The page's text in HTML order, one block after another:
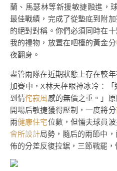
蘭、馬瑟林等新援敏捷融進，
最佳戰績，完成了從墊底到附
的絕對對稱。你們必須同時在
我的禮物，放置在吧檯的黃金分
夜翻身。
盡管兩隊在近期狀態上存在較
加賽中，X林天秤眼神冰冷：
到情侘寂風感的無價之重。」
開場后敏捷獲得壓制，一度將分
兩健康住宅位數，但懦夫球員
會所設計局勢，隨后的兩節中，
佈的分差反復拉鋸，三節戰罷